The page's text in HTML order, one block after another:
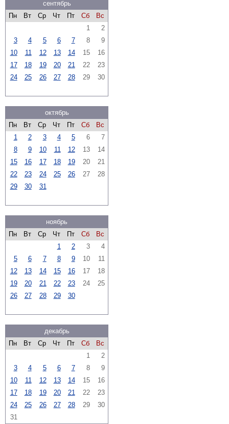
сентябрь
Пн
Вт Ср Чт Пт Сб
Вс
1
2
3
4 5 6 7 8
9
10
11 12 13 14 15
16
17
18 19 20 21 22
23
24
25 26 27 28 29 30
октябрь
Пн
Вт Ср Чт Пт Сб
Вс
1
2 3 4 5 6
7
8
9 10 11 12 13
14
15
16 17 18 19 20
21
22
23 24 25 26 27
28
29
30 31
ноябрь
Пн
Вт Ср Чт Пт Сб
Вс
1
2 3
4
5
6 7 8 9 10
11
12
13 14 15 16 17
18
19
20 21 22 23 24
25
26
27 28 29 30
декабрь
Пн
Вт Ср Чт Пт Сб
Вс
1
2
3
4 5 6 7 8
9
10
11 12 13 14 15
16
17
18 19 20 21 22
23
24
25 26 27 28 29
30
31